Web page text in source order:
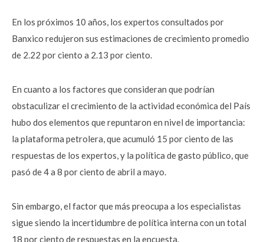
En los próximos 10 años, los expertos consultados por
Banxico redujeron sus estimaciones de crecimiento promedio
de 2.22 por ciento a 2.13 por ciento.
En cuanto a los factores que consideran que podrían
obstaculizar el crecimiento de la actividad económica del País
hubo dos elementos que repuntaron en nivel de importancia:
la plataforma petrolera, que acumuló 15 por ciento de las
respuestas de los expertos, y la política de gasto público, que
pasó de 4 a 8 por ciento de abril a mayo.
Sin embargo, el factor que más preocupa a los especialistas
sigue siendo la incertidumbre de política interna con un total
18 por ciento de respuestas en la encuesta.